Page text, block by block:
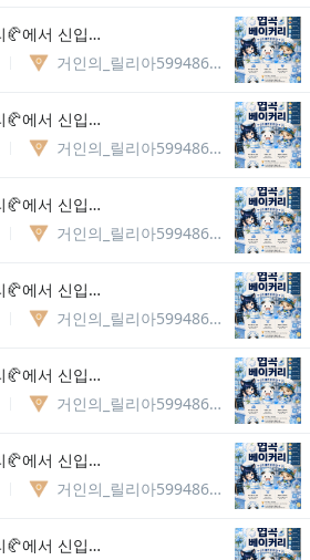
03⬆️🥐협곡베이커리🥐에서 신입분들을 모집합니다
거인의_릴리아5994867037981
03⬆️🥐협곡베이커리🥐에서 신입분들을 모집합니다
거인의_릴리아5994867037981
03⬆️🥐협곡베이커리🥐에서 신입분들을 모집합니다
거인의_릴리아5994867037981
03⬆️🥐협곡베이커리🥐에서 신입분들을 모집합니다
거인의_릴리아5994867037981
03⬆️🥐협곡베이커리🥐에서 신입분들을 모집합니다
거인의_릴리아5994867037981
03⬆️🥐협곡베이커리🥐에서 신입분들을 모집합니다
거인의_릴리아5994867037981
03⬆️🥐협곡베이커리🥐에서 신입분들을 모집합니다